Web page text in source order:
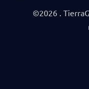
©2026 .